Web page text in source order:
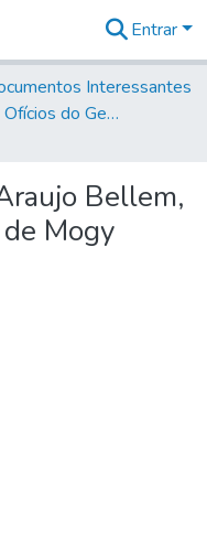
Entrar
Interessantes
Volume 85 - Ofícios do General Francisco da Cunha Menezes (Governador da Capitania): 1782- 1786
Bellem,
Mogy